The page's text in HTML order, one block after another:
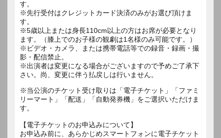
す。
※先行受付はクレジットカード決済のみがお選び頂けま
す。
※5歳以上または身長110cm以上の方はお席が必要となり
ます。（膝上でのお子様の観劇は1名様のみ可能です。）
※ビデオ・カメラ、または携帯電話等での録音・録画・撮
影・配信禁止。
※出演者は変更になる場合がございますので予めご了承下
さい。尚、変更に伴う払戻しは行いません。
※当公演のチケット受け取りは「電子チケット」「ファミ
リーマート」「配送」「自動発券機」をご選択いただけま
す。
【電子チケットのお申込みについて】
お申込み前に、あらかじめスマートフォンに電子チケット